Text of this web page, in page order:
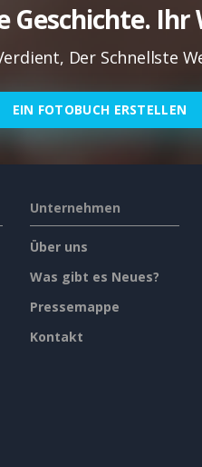
Geschichte. Ihr
Der Schnellste
EIN FOTOBUCH ERSTELLEN
Unternehmen
Über uns
Was gibt es Neues?
Pressemappe
Kontakt